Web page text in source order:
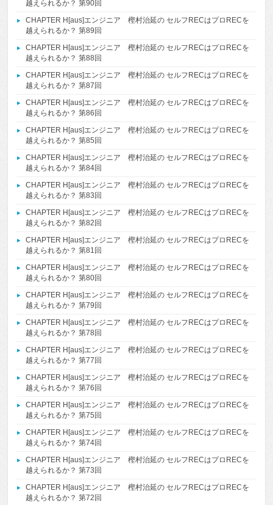
越えられるか？ 第90回
CHAPTER H[aus]エンジニア 樫村治延の セルフRECはプロRECを
越えられるか？ 第89回
CHAPTER H[aus]エンジニア 樫村治延の セルフRECはプロRECを
越えられるか？ 第88回
CHAPTER H[aus]エンジニア 樫村治延の セルフRECはプロRECを
越えられるか？ 第87回
CHAPTER H[aus]エンジニア 樫村治延の セルフRECはプロRECを
越えられるか？ 第86回
CHAPTER H[aus]エンジニア 樫村治延の セルフRECはプロRECを
越えられるか？ 第85回
CHAPTER H[aus]エンジニア 樫村治延の セルフRECはプロRECを
越えられるか？ 第84回
CHAPTER H[aus]エンジニア 樫村治延の セルフRECはプロRECを
越えられるか？ 第83回
CHAPTER H[aus]エンジニア 樫村治延の セルフRECはプロRECを
越えられるか？ 第82回
CHAPTER H[aus]エンジニア 樫村治延の セルフRECはプロRECを
越えられるか？ 第81回
CHAPTER H[aus]エンジニア 樫村治延の セルフRECはプロRECを
越えられるか？ 第80回
CHAPTER H[aus]エンジニア 樫村治延の セルフRECはプロRECを
越えられるか？ 第79回
CHAPTER H[aus]エンジニア 樫村治延の セルフRECはプロRECを
越えられるか？ 第78回
CHAPTER H[aus]エンジニア 樫村治延の セルフRECはプロRECを
越えられるか？ 第77回
CHAPTER H[aus]エンジニア 樫村治延の セルフRECはプロRECを
越えられるか？ 第76回
CHAPTER H[aus]エンジニア 樫村治延の セルフRECはプロRECを
越えられるか？ 第75回
CHAPTER H[aus]エンジニア 樫村治延の セルフRECはプロRECを
越えられるか？ 第74回
CHAPTER H[aus]エンジニア 樫村治延の セルフRECはプロRECを
越えられるか？ 第73回
CHAPTER H[aus]エンジニア 樫村治延の セルフRECはプロRECを
越えられるか？ 第72回